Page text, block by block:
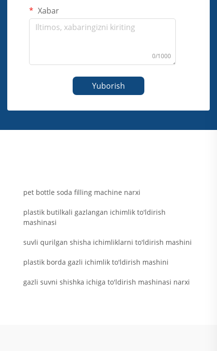
Xabar
0/1000
Yuborish
pet bottle soda filling machine narxi
plastik butilkali gazlangan ichimlik to'ldirish
mashinasi
suvli qurilgan shisha ichimliklarni to'ldirish mashini
plastik borda gazli ichimlik to'ldirish mashini
gazli suvni shishka ichiga to'ldirish mashinasi narxi